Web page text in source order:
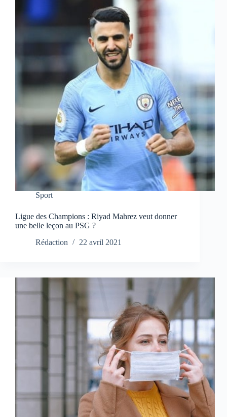
Sport
Ligue des Champions : Riyad Mahrez veut donner
une belle leçon au PSG ?
Rédaction
22 avril 2021